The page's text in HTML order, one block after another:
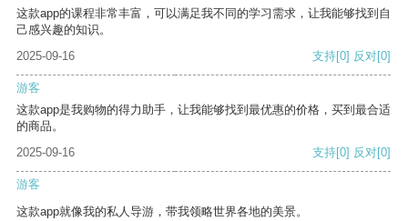
这款app的课程非常丰富，可以满足我不同的学习需求，让我能够找到自
己感兴趣的知识。
2025-09-16
支持[0] 反对[0]
游客
这款app是我购物的得力助手，让我能够找到最优惠的价格，买到最合适
的商品。
2025-09-16
支持[0] 反对[0]
游客
这款app就像我的私人导游，带我领略世界各地的美景。